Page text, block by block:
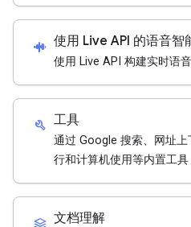
android_recorder 使用 Live API 的语音智
使用 Live API 构建实时语音
build 工具
通过 Google 搜索、网址
行和计算机使用等内置工具
文档理解